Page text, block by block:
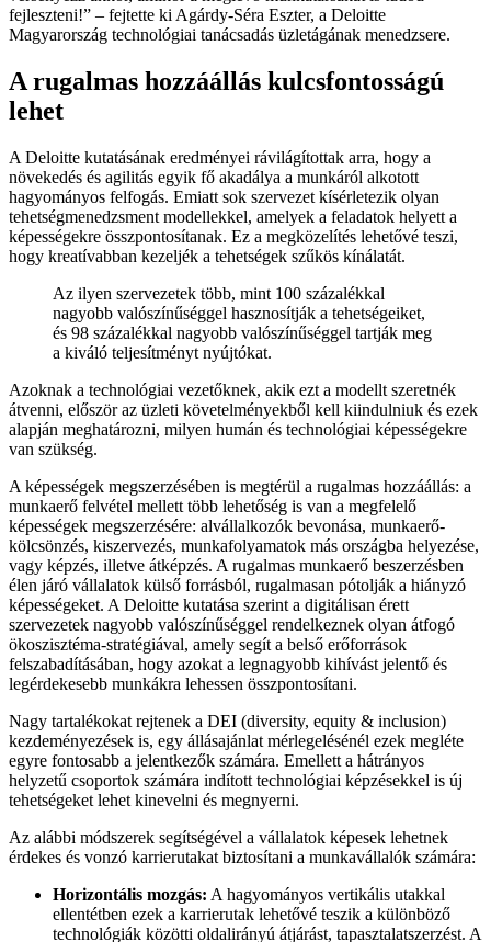
fejleszteni!
– fejtette ki Agárdy-Séra Eszter, a Deloitte
Magyarország technológiai tanácsadás üzletágának menedzsere.
A rugalmas hozzáállás kulcsfontosságú
lehet
A Deloitte kutatásának eredményei rávilágítottak arra, hogy a
növekedés és agilitás egyik fő akadálya a munkáról alkotott
hagyományos felfogás. Emiatt sok szervezet kísérletezik olyan
tehetségmenedzsment modellekkel, amelyek a feladatok helyett a
képességekre összpontosítanak. Ez a megközelítés lehetővé teszi,
hogy kreatívabban kezeljék a tehetségek szűkös kínálatát.
Az ilyen szervezetek több, mint 100 százalékkal
nagyobb valószínűséggel hasznosítják a tehetségeiket,
és 98 százalékkal nagyobb valószínűséggel tartják meg
a kiváló teljesítményt nyújtókat.
Azoknak a technológiai vezetőknek, akik ezt a modellt szeretnék
átvenni, először az üzleti követelményekből kell kiindulniuk és ezek
alapján meghatározni, milyen humán és technológiai képességekre
van szükség.
A képességek megszerzésében is megtérül a rugalmas hozzáállás: a
munkaerő felvétel mellett több lehetőség is van a megfelelő
képességek megszerzésére: alvállalkozók bevonása, munkaerő-
kölcsönzés, kiszervezés, munkafolyamatok más országba helyezése,
vagy képzés, illetve átképzés. A rugalmas munkaerő beszerzésben
élen járó vállalatok külső forrásból, rugalmasan pótolják a hiányzó
képességeket. A Deloitte kutatása szerint a digitálisan érett
szervezetek nagyobb valószínűséggel rendelkeznek olyan átfogó
ökoszisztéma-stratégiával, amely segít a belső erőforrások
felszabadításában, hogy azokat a legnagyobb kihívást jelentő és
legérdekesebb munkákra lehessen összpontosítani.
Nagy tartalékokat rejtenek a DEI (diversity, equity & inclusion)
kezdeményezések is, egy állásajánlat mérlegelésénél ezek megléte
egyre fontosabb a jelentkezők számára. Emellett a hátrányos
helyzetű csoportok számára indított technológiai képzésekkel is új
tehetségeket lehet kinevelni és megnyerni.
Az alábbi módszerek segítségével a vállalatok képesek lehetnek
érdekes és vonzó karrierutakat biztosítani a munkavállalók számára:
Horizontális mozgás: A hagyományos vertikális utakkal
ellentétben ezek a karrierutak lehetővé teszik a különböző
technológiák közötti oldalirányú átjárást, tapasztalatszerzést. A